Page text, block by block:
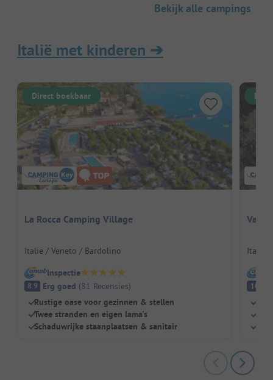
Bekijk alle campings
Italië met kinderen ➔
Direct boekbaar
La Rocca Camping Village
Italië / Veneto / Bardolino
Inspectie
8.9 Erg goed (81 Recensies)
Rustige oase voor gezinnen & stellen
Twee stranden en eigen lama's
Schaduwrijke staanplaatsen & sanitair
Italië /
10